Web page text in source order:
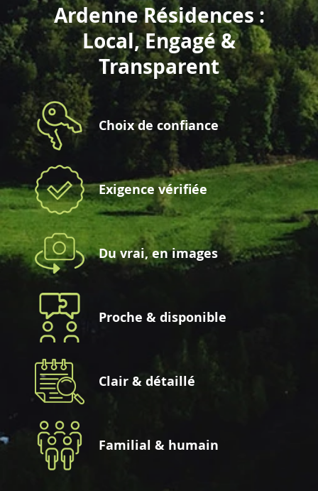
Ardenne Résidences :
Local, Engagé &
Transparent
Choix de confiance
Exigence vérifiée
Du vrai, en images
Proche & disponible
Clair & détaillé
Familial & humain